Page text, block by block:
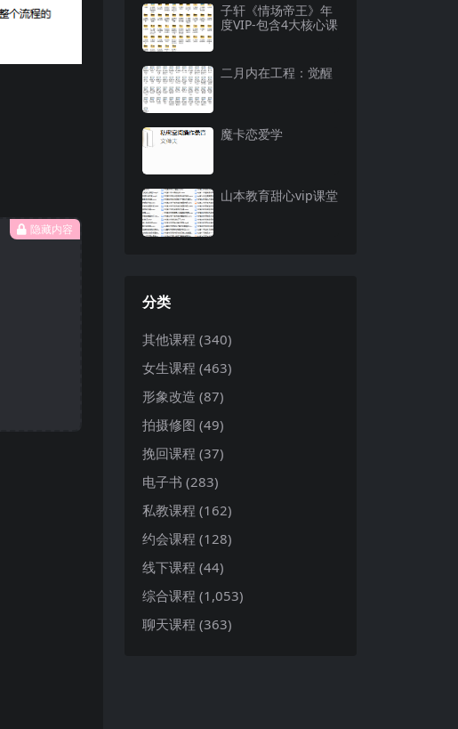
隐藏内容
子轩《情场帝王》年
度VIP-包含4大核心课
二月内在工程：觉醒
魔卡恋爱学
山本教育甜心vip课堂
分类
其他课程 (340)
女生课程 (463)
形象改造 (87)
拍摄修图 (49)
挽回课程 (37)
电子书 (283)
私教课程 (162)
约会课程 (128)
线下课程 (44)
综合课程 (1,053)
聊天课程 (363)